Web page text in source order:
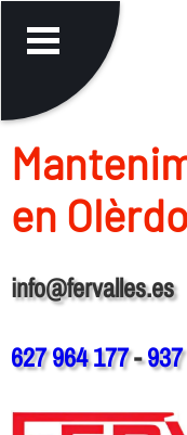
en
info@fervalles.es
627 964 177-